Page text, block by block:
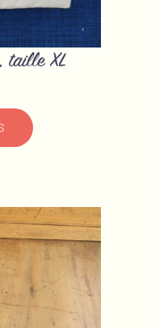
taille XL